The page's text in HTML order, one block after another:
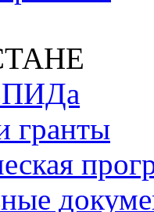
гранты